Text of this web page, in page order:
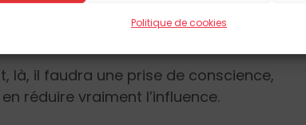
Politique de cookies
présenter les alternatives concrètes
suffisent pas.
là, il faudra une prise de conscience,
réduire vraiment l’influence.